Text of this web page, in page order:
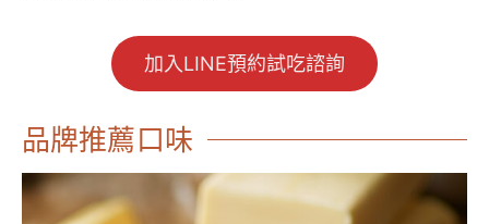
加入LINE預約試吃諮詢
品牌推薦口味